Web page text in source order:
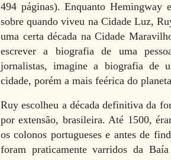
494 páginas). Enquanto Hemingway
sobre quando viveu na Cidade Luz,
uma certa década na Cidade
escrever a biografia de uma
jornalistas, imagine a biografia de
cidade, porém a mais feérica do
Ruy escolheu a década definitiva da
por extensão, brasileira. Até 1500,
os colonos portugueses e antes de
foram praticamente varridos da